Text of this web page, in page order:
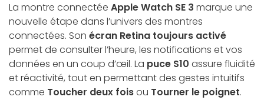
La montre connectée Apple Watch SE 3 marque une
nouvelle étape dans l’univers des montres
connectées. Son écran Retina toujours activé
permet de consulter l’heure, les notifications et vos
données en un coup d’œil. La puce S10 assure fluidité
et réactivité, tout en permettant des gestes intuitifs
comme Toucher deux foisou Tourner le poignet.